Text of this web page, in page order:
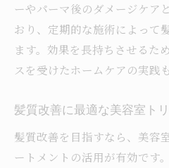
ーやパーマ後のダメージケア
おり、定期的な施術によって
ます。効果を長持ちさせるた
スを受けたホームケアの実践
髪質改善に最適な美容室ト
髪質改善を目指すなら、美容
ートメントの活用が有効です